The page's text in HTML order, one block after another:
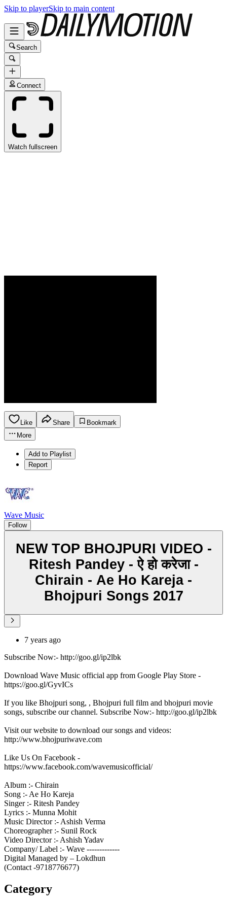
Skip to playerSkip to main content
Search
Connect
Watch fullscreen
Like Share
Bookmark
More
Add to Playlist
Report
Wave Music
Follow
NEW TOP BHOJPURI VIDEO -
Ritesh Pandey - ऐ हो करेजा -
Chirain - Ae Ho Kareja -
Bhojpuri Songs 2017
7 years ago
Subscribe Now:- http://goo.gl/ip2lbk
Download Wave Music official app from Google Play Store -
https://goo.gl/GyvICs
If you like Bhojpuri song, , Bhojpuri full film and bhojpuri movie
songs, subscribe our channel. Subscribe Now:- http://goo.gl/ip2lbk
Visit our website to download our songs and videos:
http://www.bhojpuriwave.com
Like Us On Facebook -
https://www.facebook.com/wavemusicofficial/
Album :- Chirain
Song :- Ae Ho Kareja
Singer :- Ritesh Pandey
Lyrics :- Munna Mohit
Music Director :- Ashish Verma
Choreographer :- Sunil Rock
Video Director :- Ashish Yadav
Company/ Label :- Wave -------------
Digital Managed by – Lokdhun
(Contact -9718776677)
Category